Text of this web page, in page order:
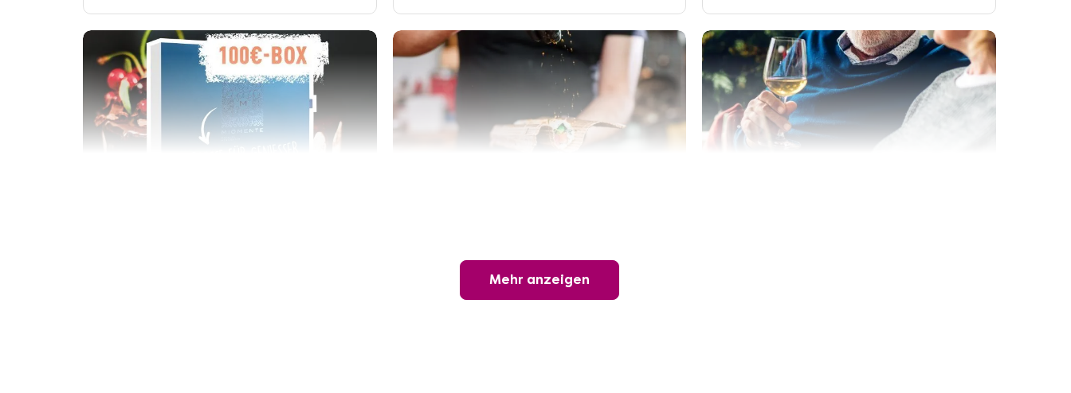
Online Sushi Kochkurs: Alles rund um die
perfekte Maki-Rolle!Mehr anzeigen